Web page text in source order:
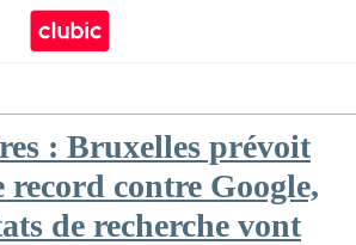
: Bruxelles prévoit
record contre Google,
de recherche vont